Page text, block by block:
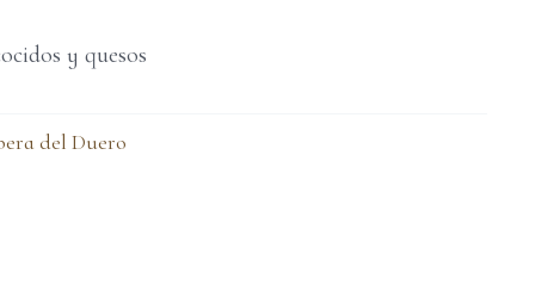
y quesos
del Duero